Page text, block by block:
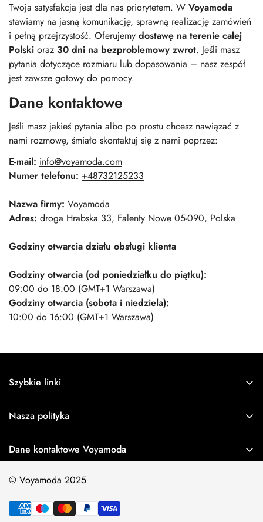
Twoja satysfakcja jest dla nas priorytetem. W Voyamoda
stawiamy na jasną komunikację, sprawną realizację zamówień
i pełną przejrzystość. Oferujemy dostawę na terenie całej
Polski oraz 30 dni na bezproblemowy zwrot. Jeśli masz
pytania dotyczące rozmiaru lub dopasowania – nasz zespół
jest zawsze gotowy do pomocy.
Dane kontaktowe
Jeśli masz jakieś pytania albo po prostu chcesz nawiązać z
nami rozmowę, śmiało skontaktuj się z nami poprzez:
E-mail: info@voyamoda.com
Numer telefonu: +48732125233
Nazwa firmy: Voyamoda
Adres: droga Hrabska 33, Falenty Nowe 05-090, Polska
Godziny otwarcia działu obsługi klienta
Godziny otwarcia (od poniedziałku do piątku):
09:00 do 18:00 (GMT+1 Warszawa)
Godziny otwarcia (sobota i niedziela):
10:00 do 16:00 (GMT+1 Warszawa)
Szybkie linki
Szukaj
O nas
Kontakt
Często zadawane pytania (FAQ)
Śledź swoje zamówienie
Nasza polityka
Polityka zwrotów
Wysyłka i dostawa
Zasady płatności
Dane kontaktowe Voyamoda
Numer telefonu: +48732125233
Nazwa firmy:Voyamoda
© Voyamoda 2025